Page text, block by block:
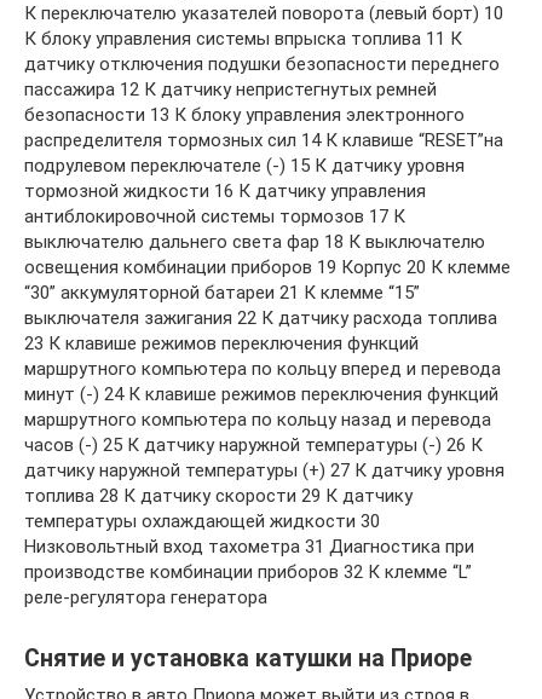
К переключателю указателей поворота (левый борт) 10
К блоку управления системы впрыска топлива 11 К
датчику отключения подушки безопасности переднего
пассажира 12 К датчику непристегнутых ремней
безопасности 13 К блоку управления электронного
распределителя тормозных сил 14 К клавише “RESET”на
подрулевом переключателе (-) 15 К датчику уровня
тормозной жидкости 16 К датчику управления
антиблокировочной системы тормозов 17 К
выключателю дальнего света фар 18 К выключателю
освещения комбинации приборов 19 Корпус 20 К клемме
“30” аккумуляторной батареи 21 К клемме “15”
выключателя зажигания 22 К датчику расхода топлива
23 К клавише режимов переключения функций
маршрутного компьютера по кольцу вперед и перевода
минут (-) 24 К клавише режимов переключения функций
маршрутного компьютера по кольцу назад и перевода
часов (-) 25 К датчику наружной температуры (-) 26 К
датчику наружной температуры (+) 27 К датчику уровня
топлива 28 К датчику скорости 29 К датчику
температуры охлаждающей жидкости 30
Низковольтный вход тахометра 31 Диагностика при
производстве комбинации приборов 32 К клемме “L”
реле-регулятора генератора
Снятие и установка катушки на Приоре